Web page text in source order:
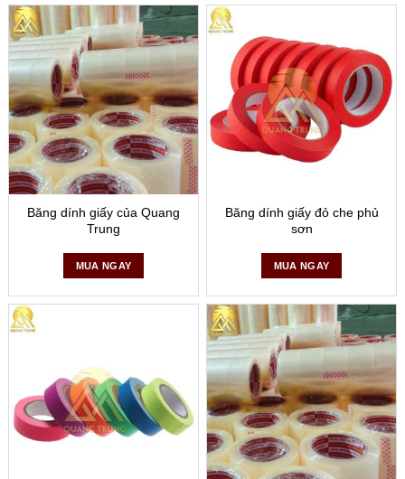
Tính chất nổi bật của dòng băng dính không để
lại keo này
– Có khả năng bám dính tốt trên nhiều chất liệu bề mặt gồ
Băng dính giấy của Quang
Trung
MUA NGAY
Băng dính giấy đỏ che phủ
sơn
MUA NGAY